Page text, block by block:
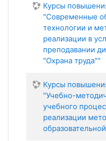
Курсы
"Современные
технологии и
реализации в
преподавании
"Охрана труда""
Курсы
"Учебно-
учебного
реализации